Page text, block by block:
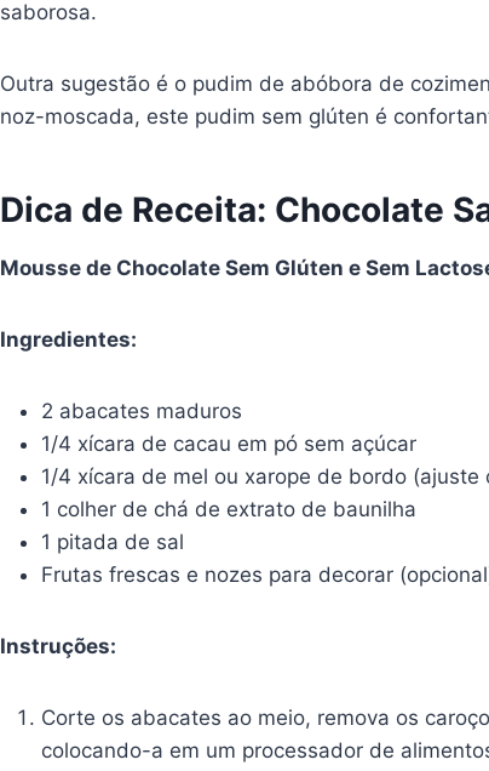
saborosa.
Outra sugestão é o pudim de abóbora de
noz-moscada, este pudim sem glúten é
Dica de Receita: Chocolate
Mousse de Chocolate Sem Glúten e Sem
Ingredientes:
2 abacates maduros
1/4 xícara de cacau em pó sem açúcar
1/4 xícara de mel ou xarope de bordo
1 colher de chá de extrato de baunilha
1 pitada de sal
Frutas frescas e nozes para decorar
Instruções:
Corte os abacates ao meio, remova os
colocando-a em um processador de